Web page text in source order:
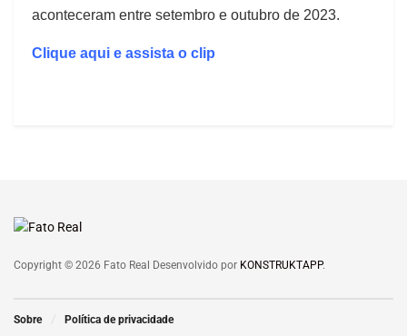
aconteceram entre setembro e outubro de 2023.
Clique aqui e assista o clip
Copyright © 2026 Fato Real Desenvolvido por KONSTRUKTAPP.
Sobre Política de privacidade